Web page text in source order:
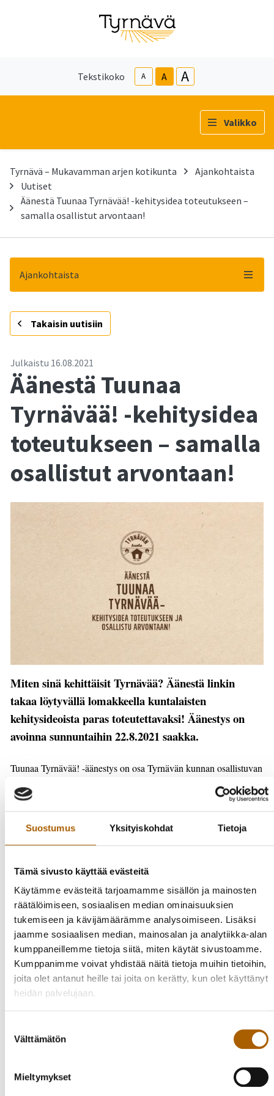
Suostumus Yksityiskohdat Tietoja
Tämä sivusto käyttää evästeitä
Käytämme evästeitä tarjoamamme sisällön ja mainosten
räätälöimiseen, sosiaalisen median ominaisuuksien
tukemiseen ja kävijämäärämme analysoimiseen. Lisäksi
jaamme sosiaalisen median, mainosalan ja analytiikka-alan
kumppaneillemme tietoja siitä, miten käytät sivustoamme.
Kumppanimme voivat yhdistää näitä tietoja muihin tietoihin,
joita olet antanut heille tai joita on kerätty, kun olet käyttänyt
heidän palvelujaan.
valinta
Välttämätön
Mieltymykset
Tekstikoko A A A
Valikko
Tyrnävä – Mukavamman arjen kotikunta
Ajankohtaista
Uutiset
Äänestä Tuunaa Tyrnävää! -kehitysidea toteutukseen –
samalla osallistut arvontaan!
Ajankohtaista
- Takaisin uutisiin
Julkaistu 16.08.2021
Äänestä Tuunaa
Tyrnävää! -kehitysidea
toteutukseen – samalla
osallistut arvontaan!
Miten sinä kehittäisit Tyrnävää? Äänestä linkin
takaa löytyvällä lomakkeella kuntalaisten
kehitysideoista paras toteutettavaksi! Äänestys on
avoinna sunnuntaihin 22.8.2021 saakka.
Tuunaa Tyrnävää! -äänestys on osa Tyrnävän kunnan osallistuvan
budjetoinnin mallia, jossa asukkaat pääsevät ohjaamaan 25 000
euroa tärkeiksi kokemiinsa kehittämiskohteisiin kunnassa.
Saimme keväällä Tuunaa Tyrnävää! -
kyselyssä kuntalaisilta huikeat 752 ideaa! Näistä valittiin,
sellaiset ideat, jotka ovat toteutettavissa osallistuvan budjetoinnin
keinoin.
Valitse yksi vaihtoehto ja jätä nimesi ja yhteystietosi kyselyn
lopussa, niin osallistut arvontaan, jossa voit voittaa valitsemasi
Tyrnävällä toimivan yrityksen lahjakortin (arvo 50 euroa).
Kyselyyn ja arvontaan voivat osallistua vain Tyrnävän
kuntalaiset. Vain yhteystiedoilla varustetut äänet hyväksytään,
osallistuneiden Tyrnävän kuntalaisten kesken. Arvonta